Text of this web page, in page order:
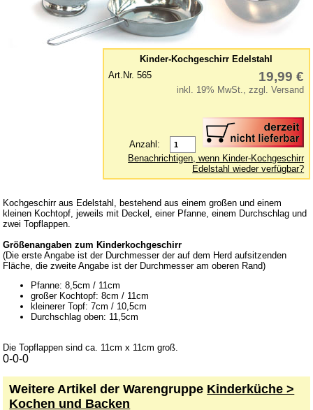
Kinderwerkzeuge
Klettermax & Hampelmann
Puppen und Puppenmöbel
Puppenhaus
Puzzle aus Holz
Schaukelpferd
Spiele
Spielend kreativ
Spielzeug für draußen
Spielzeugautos
Spielzeugtiere
Weihnachten
Kinder-Kochgeschirr Edelstahl
Art.Nr. 565
19,99 €
inkl. 19% MwSt., zzgl. Versand
Anzahl:
Benachrichtigen, wenn Kinder-Kochgeschirr
Edelstahl wieder verfügbar?
Kochgeschirr aus Edelstahl, bestehend aus einem großen und einem
kleinen Kochtopf, jeweils mit Deckel, einer Pfanne, einem Durchschlag und
zwei Topflappen.
Größenangaben zum Kinderkochgeschirr
(Die erste Angabe ist der Durchmesser der auf dem Herd aufsitzenden
Fläche, die zweite Angabe ist der Durchmesser am oberen Rand)
Pfanne: 8,5cm / 11cm
großer Kochtopf: 8cm / 11cm
kleinerer Topf: 7cm / 10,5cm
Durchschlag oben: 11,5cm
Die Topflappen sind ca. 11cm x 11cm groß.
0-0-0
Weitere Artikel der Warengruppe Kinderküche >
Kochen und Backen